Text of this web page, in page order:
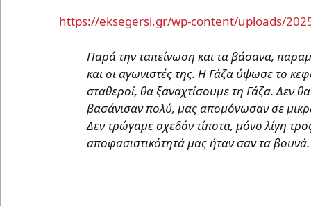
https://eksegersi.gr/wp-content/uploads/
Παρά την ταπείνωση και τα βάσανα,
και οι αγωνιστές της. Η Γάζα ύψωσε το
σταθεροί, θα ξαναχτίσουμε τη Γάζα. Δεν
βασάνισαν πολύ, μας απομόνωσαν σε
Δεν τρώγαμε σχεδόν τίποτα, μόνο λίγη
αποφασιστικότητά μας ήταν σαν τα